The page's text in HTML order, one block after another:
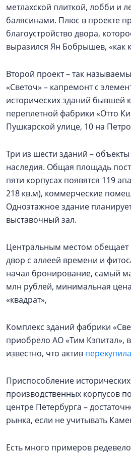
метлахской плиткой, лобби и
балясинами. Плюс в проекте
благоустройство двора,
выразился Ян Бобрышев, «как
Второй проект – так
«Светоч» – капремонт с
исторических зданий бывшей
переплетной фабрики «Отто
Пушкарской улице, 10 на
Три из шести зданий – объекты
наследия. Общая площадь
пяти корпусах появятся 119
218 кв.м), коммерческие
Одноэтажное здание
выставочный зал.
Центральным местом обещает
двор с аллеей времени и
начал бронирование, самый
млн рублей, минимальная
«квадрат»,
Комплекс зданий фабрики
приобрело АО «Тим Кэпитал»,
известно, что актив
Приспособление
производственных корпусов
центре Петербурга –
рынка, если не учитывать
Есть много примеров